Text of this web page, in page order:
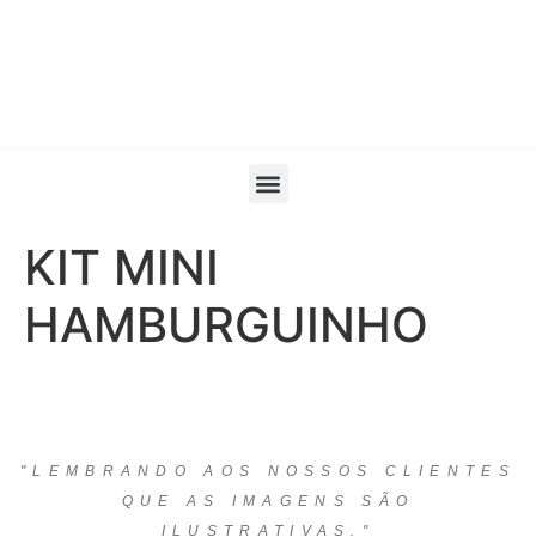
KIT MINI
HAMBURGUINHO
"LEMBRANDO AOS NOSSOS CLIENTES
QUE AS IMAGENS SÃO
ILUSTRATIVAS."